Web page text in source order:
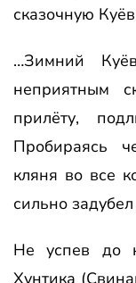
сказочную
…Зимний
неприятным
прилёту,
Пробираясь
кляня во все
сильно
Не успев до
Хунтика